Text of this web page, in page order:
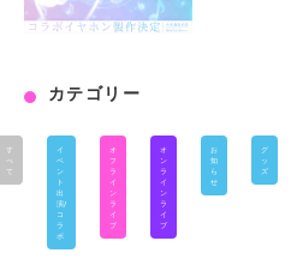
カテゴリー
す
べ
て
イ
ベ
ン
ト
出
演/
コ
ラ
ボ
オ
フ
ラ
イ
ン
ラ
イ
ブ
オ
ン
ラ
イ
ン
ラ
イ
ブ
お
知
ら
せ
グ
ッ
ズ